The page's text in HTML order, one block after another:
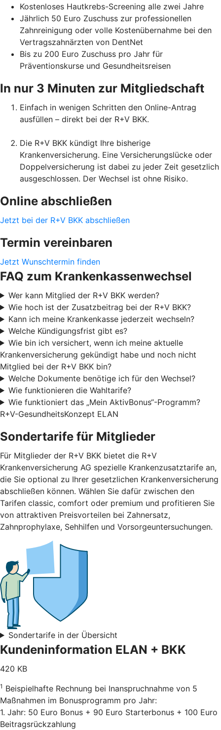
Kostenloses Hautkrebs-Screening alle zwei Jahre
Jährlich 50 Euro Zuschuss zur professionellen
Zahnreinigung oder volle Kostenübernahme bei den
Vertragszahnärzten von DentNet
Bis zu 200 Euro Zuschuss pro Jahr für
Präventionskurse und Gesundheitsreisen
In nur 3 Minuten zur Mitgliedschaft
Einfach in wenigen Schritten den Online-Antrag
ausfüllen – direkt bei der R+V BKK.
Die R+V BKK kündigt Ihre bisherige
Krankenversicherung. Eine Versicherungslücke oder
Doppelversicherung ist dabei zu jeder Zeit gesetzlich
ausgeschlossen. Der Wechsel ist ohne Risiko.
Online abschließen
Jetzt bei der R+V BKK abschließen
Termin vereinbaren
Jetzt Wunschtermin finden
FAQ zum Krankenkassenwechsel
Wer kann Mitglied der R+V BKK werden?
Wie hoch ist der Zusatzbeitrag bei der R+V BKK?
Kann ich meine Krankenkasse jederzeit wechseln?
Welche Kündigungsfrist gibt es?
Wie bin ich versichert, wenn ich meine aktuelle
Krankenversicherung gekündigt habe und noch nicht
Mitglied bei der R+V BKK bin?
Welche Dokumente benötige ich für den Wechsel?
Wie funktionieren die Wahltarife?
Wie funktioniert das „Mein AktivBonus“-Programm?
R+V-GesundheitsKonzept ELAN
Sondertarife für Mitglieder
Für Mitglieder der R+V BKK bietet die R+V
Krankenversicherung AG spezielle Krankenzusatztarife an,
die Sie optional zu Ihrer gesetzlichen Krankenversicherung
abschließen können. Wählen Sie dafür zwischen den
Tarifen classic, comfort oder premium und profitieren Sie
von attraktiven Preisvorteilen bei Zahnersatz,
Zahnprophylaxe, Sehhilfen und Vorsorgeuntersuchungen.
Sondertarife in der Übersicht
Kundeninformation ELAN + BKK
420 KB
1 Beispielhafte Rechnung bei Inanspruchnahme von 5
Maßnahmen im Bonusprogramm pro Jahr:
1. Jahr: 50 Euro Bonus + 90 Euro Starterbonus + 100 Euro
Beitragsrückzahlung